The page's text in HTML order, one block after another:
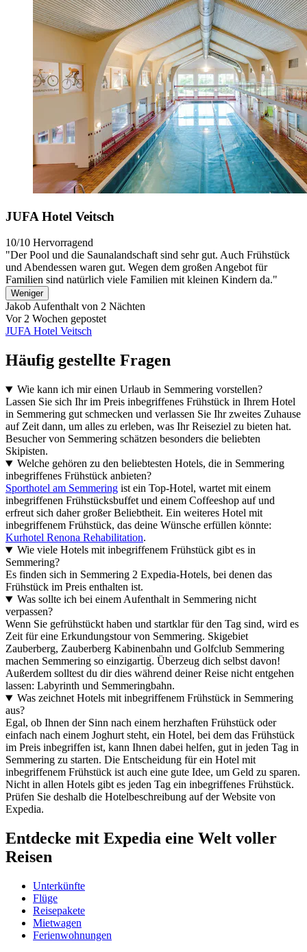
JUFA Hotel Veitsch
10/10 Hervorragend
"Der Pool und die Saunalandschaft sind sehr gut. Auch Frühstück
und Abendessen waren gut. Wegen dem großen Angebot für
Familien sind natürlich viele Familien mit kleinen Kindern da."
Weniger
JakobAufenthalt von 2 Nächten
Vor 2 Wochen gepostet
JUFA Hotel Veitsch
Häufig gestellte Fragen
Wie kann ich mir einen Urlaub in Semmering vorstellen?
Lassen Sie sich Ihr im Preis inbegriffenes Frühstück in Ihrem Hotel
in Semmering gut schmecken und verlassen Sie Ihr zweites Zuhause
auf Zeit dann, um alles zu erleben, was Ihr Reiseziel zu bieten hat.
Besucher von Semmering schätzen besonders die beliebten
Skipisten.
Welche gehören zu den beliebtesten Hotels, die in Semmering
inbegriffenes Frühstück anbieten?
Sporthotel am Semmering ist ein Top-Hotel, wartet mit einem
inbegriffenen Frühstücksbuffet und einem Coffeeshop auf und
erfreut sich daher großer Beliebtheit. Ein weiteres Hotel mit
inbegriffenem Frühstück, das deine Wünsche erfüllen könnte:
Kurhotel Renona Rehabilitation.
Wie viele Hotels mit inbegriffenem Frühstück gibt es in
Semmering?
Es finden sich in Semmering 2 Expedia-Hotels, bei denen das
Frühstück im Preis enthalten ist.
Was sollte ich bei einem Aufenthalt in Semmering nicht
verpassen?
Wenn Sie gefrühstückt haben und startklar für den Tag sind, wird es
Zeit für eine Erkundungstour von Semmering. Skigebiet
Zauberberg, Zauberberg Kabinenbahn und Golfclub Semmering
machen Semmering so einzigartig. Überzeug dich selbst davon!
Außerdem solltest du dir dies während deiner Reise nicht entgehen
lassen: Labyrinth und Semmeringbahn.
Was zeichnet Hotels mit inbegriffenem Frühstück in Semmering
aus?
Egal, ob Ihnen der Sinn nach einem herzhaften Frühstück oder
einfach nach einem Joghurt steht, ein Hotel, bei dem das Frühstück
im Preis inbegriffen ist, kann Ihnen dabei helfen, gut in jeden Tag in
Semmering zu starten. Die Entscheidung für ein Hotel mit
inbegriffenem Frühstück ist auch eine gute Idee, um Geld zu sparen.
Nicht in allen Hotels gibt es jeden Tag ein inbegriffenes Frühstück.
Prüfen Sie deshalb die Hotelbeschreibung auf der Website von
Expedia.
Entdecke mit Expedia eine Welt voller
Reisen
Unterkünfte
Flüge
Reisepakete
Mietwagen
Ferienwohnungen